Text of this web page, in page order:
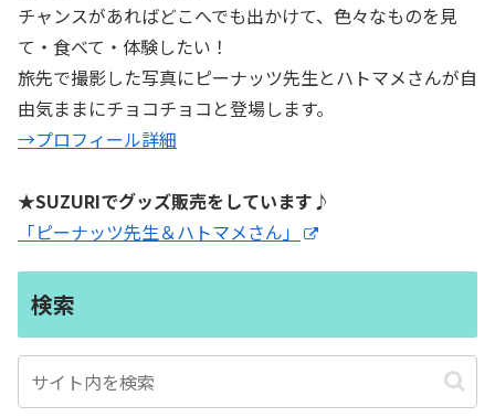
チャンスがあればどこへでも出かけて、色々なものを見
て・食べて・体験したい！
旅先で撮影した写真にピーナッツ先生とハトマメさんが自
由気ままにチョコチョコと登場します。
→プロフィール詳細
★SUZURIでグッズ販売をしています♪
「ピーナッツ先生＆ハトマメさん」
検索